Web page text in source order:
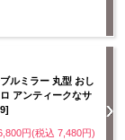
ルミラー 丸型 おし
アンティークなサ
円(税込 7,480円)